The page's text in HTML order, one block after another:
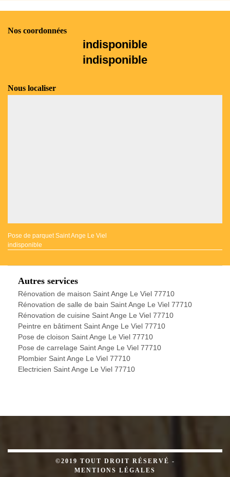
Nos coordonnées
indisponible
indisponible
Nous localiser
Pose de parquet Saint Ange Le Viel
indisponible
Autres services
Rénovation de maison Saint Ange Le Viel 77710
Rénovation de salle de bain Saint Ange Le Viel 77710
Rénovation de cuisine Saint Ange Le Viel 77710
Peintre en bâtiment Saint Ange Le Viel 77710
Pose de cloison Saint Ange Le Viel 77710
Pose de carrelage Saint Ange Le Viel 77710
Plombier Saint Ange Le Viel 77710
Electricien Saint Ange Le Viel 77710
©2019 TOUT DROIT RÉSERVÉ -
MENTIONS LÉGALES